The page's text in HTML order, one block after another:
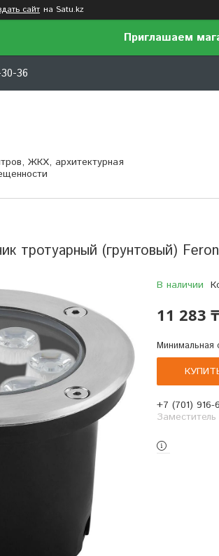
сайт на Satu.kz
Приглашаем
36
ЖКХ, архитектурная
тротуарный (грунтовый)
В наличии
11 283 ₸
Минимальная
+7 (701) 916-